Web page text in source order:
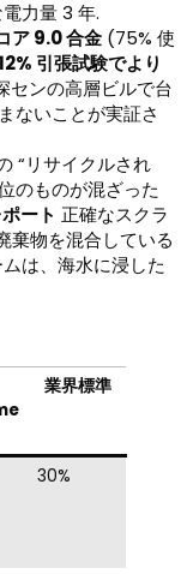
力量 3 年.
ア 9.0 合金 (75% 使
引張試験でより
センの高層ビルで台
ないことが実証さ
“リサイクルされ
のものが混ざった
ート 正確なスクラ
棄物を混合している
は、海水に浸した
業界標準
30%